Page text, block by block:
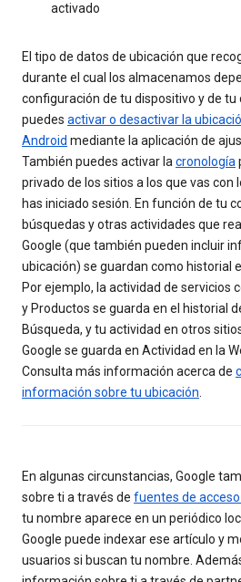
activado
El tipo de datos de ubicación que
durante el cual los almacenamos
configuración de tu dispositivo y de tu
puedes activar o desactivar la
Android mediante la aplicación de
También puedes activar la cronología
privado de los sitios a los que vas con
has iniciado sesión. En función de tu
búsquedas y otras actividades que
Google (que también pueden incluir
ubicación) se guardan como historial
Por ejemplo, la actividad de servicios
y Productos se guarda en el historial
Búsqueda, y tu actividad en otros
Google se guarda en Actividad en la
Consulta más información acerca de
información sobre tu ubicación
En algunas circunstancias, Google
sobre ti a través de fuentes de
tu nombre aparece en un periódico
Google puede indexar ese artículo y
usuarios si buscan tu nombre.